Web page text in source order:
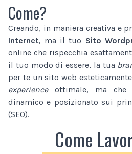
Come?
Creando, in maniera creativa e
Internet, ma il tuo Sito
online che rispecchia
il tuo modo di essere, la tua
per te un sito web
experienceottimale, ma che
dinamico e posizionato sui
(SEO).
Come